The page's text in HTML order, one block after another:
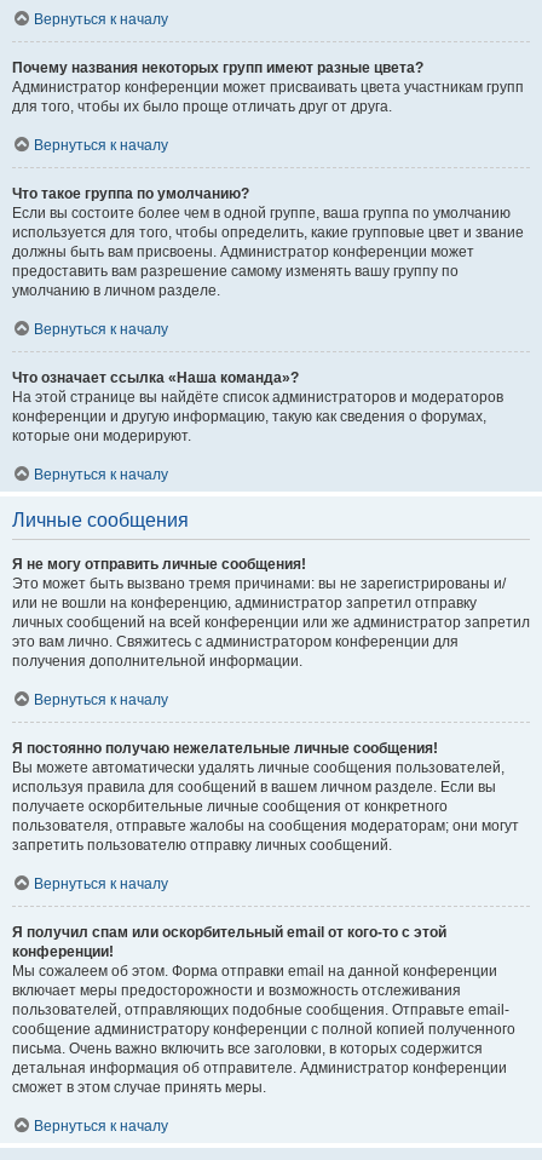
Вернуться к началу
Почему названия некоторых групп имеют разные цвета?
Администратор конференции может присваивать цвета участникам групп
для того, чтобы их было проще отличать друг от друга.
Вернуться к началу
Что такое группа по умолчанию?
Если вы состоите более чем в одной группе, ваша группа по умолчанию
используется для того, чтобы определить, какие групповые цвет и звание
должны быть вам присвоены. Администратор конференции может
предоставить вам разрешение самому изменять вашу группу по
умолчанию в личном разделе.
Вернуться к началу
Что означает ссылка «Наша команда»?
На этой странице вы найдёте список администраторов и модераторов
конференции и другую информацию, такую как сведения о форумах,
которые они модерируют.
Вернуться к началу
Личные сообщения
Я не могу отправить личные сообщения!
Это может быть вызвано тремя причинами: вы не зарегистрированы и/
или не вошли на конференцию, администратор запретил отправку
личных сообщений на всей конференции или же администратор запретил
это вам лично. Свяжитесь с администратором конференции для
получения дополнительной информации.
Вернуться к началу
Я постоянно получаю нежелательные личные сообщения!
Вы можете автоматически удалять личные сообщения пользователей,
используя правила для сообщений в вашем личном разделе. Если вы
получаете оскорбительные личные сообщения от конкретного
пользователя, отправьте жалобы на сообщения модераторам; они могут
запретить пользователю отправку личных сообщений.
Вернуться к началу
Я получил спам или оскорбительный email от кого-то с этой
конференции!
Мы сожалеем об этом. Форма отправки email на данной конференции
включает меры предосторожности и возможность отслеживания
пользователей, отправляющих подобные сообщения. Отправьте email-
сообщение администратору конференции с полной копией полученного
письма. Очень важно включить все заголовки, в которых содержится
детальная информация об отправителе. Администратор конференции
сможет в этом случае принять меры.
Вернуться к началу